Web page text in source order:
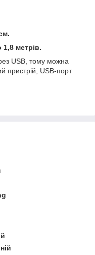
метрів.
USB, тому можна
пристрій, USB-порт